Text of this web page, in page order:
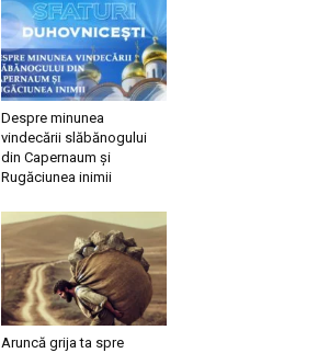
Despre minunea
vindecării slăbănogului
din Capernaum și
Rugăciunea inimii
Aruncă grija ta spre